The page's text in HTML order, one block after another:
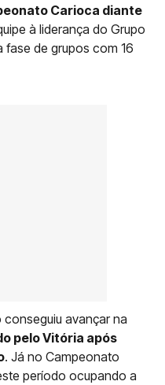
Carioca diante
à liderança do Grupo
de grupos com 16
avançar na
pelo Vitória após
. Já no Campeonato
período ocupando a